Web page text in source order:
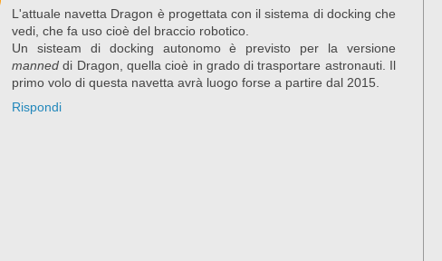
L'attuale navetta Dragon è progettata con il sistema di docking che
vedi, che fa uso cioè del braccio robotico.
Un sisteam di docking autonomo è previsto per la versione
manned di Dragon, quella cioè in grado di trasportare astronauti. Il
primo volo di questa navetta avrà luogo forse a partire dal 2015.
Rispondi